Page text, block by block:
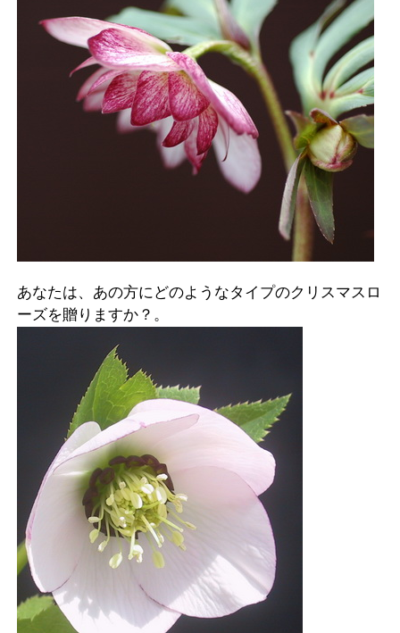
あなたは、あの方にどのようなタイプのクリスマスロ
ーズを贈りますか？。